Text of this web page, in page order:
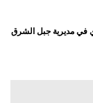
في مديرية جبل الشرق